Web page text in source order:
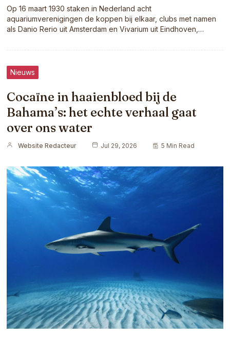
Op 16 maart 1930 staken in Nederland acht
aquariumverenigingen de koppen bij elkaar, clubs met namen
als Danio Rerio uit Amsterdam en Vivarium uit Eindhoven,…
Nieuws
Cocaïne in haaienbloed bij de
Bahama’s: het echte verhaal gaat
over ons water
Website Redacteur Jul 29, 2026 5 Min Read